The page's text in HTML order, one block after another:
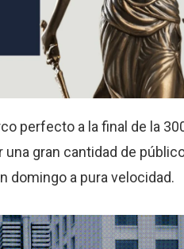
perfecto a la final de la
gran cantidad de
domingo a pura velocidad.